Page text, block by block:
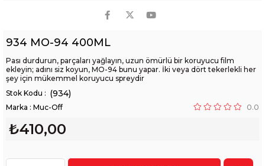
934 MO-94 400ML
Pası durdurun, parçaları yağlayın, uzun ömürlü bir koruyucu film
ekleyin; adını siz koyun, MO-94 bunu yapar. İki veya dört tekerlekli her
şey için mükemmel koruyucu spreydir
(934)
Marka : Muc-Off 0.0
₺410,00